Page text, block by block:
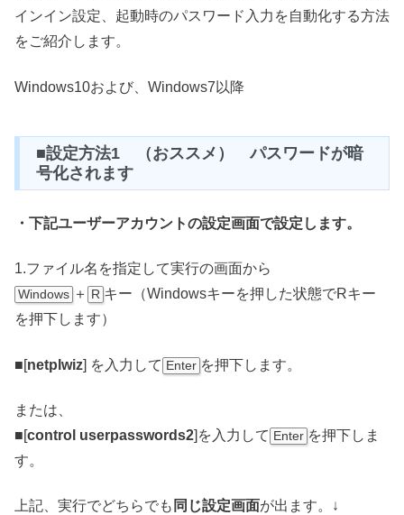
インイン設定、起動時のパスワード入力を自動化する方法
をご紹介します。
Windows10および、Windows7以降
■設定方法1 （おススメ） パスワードが暗
号化されます
・下記ユーザーアカウントの設定画面で設定します。
1.ファイル名を指定して実行の画面から
Windows ＋ R キー（Windowsキーを押した状態でRキー
を押下します）
■[netplwiz] を入力して Enter を押下します。
または、
■[control userpasswords2]を入力して Enter を押下しま
す。
上記、実行でどちらでも 同じ設定画面が出ます。↓